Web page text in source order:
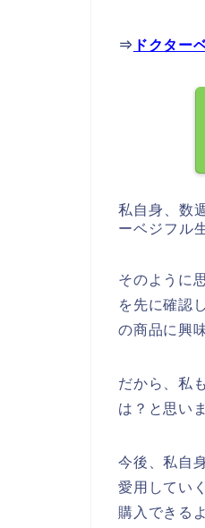
⇒ ドクター
私自身、数
ーベジフル
そのように
を先に確認
の商品に興
だから、私
は？と思い
今後、私自
愛用してい
購入できる